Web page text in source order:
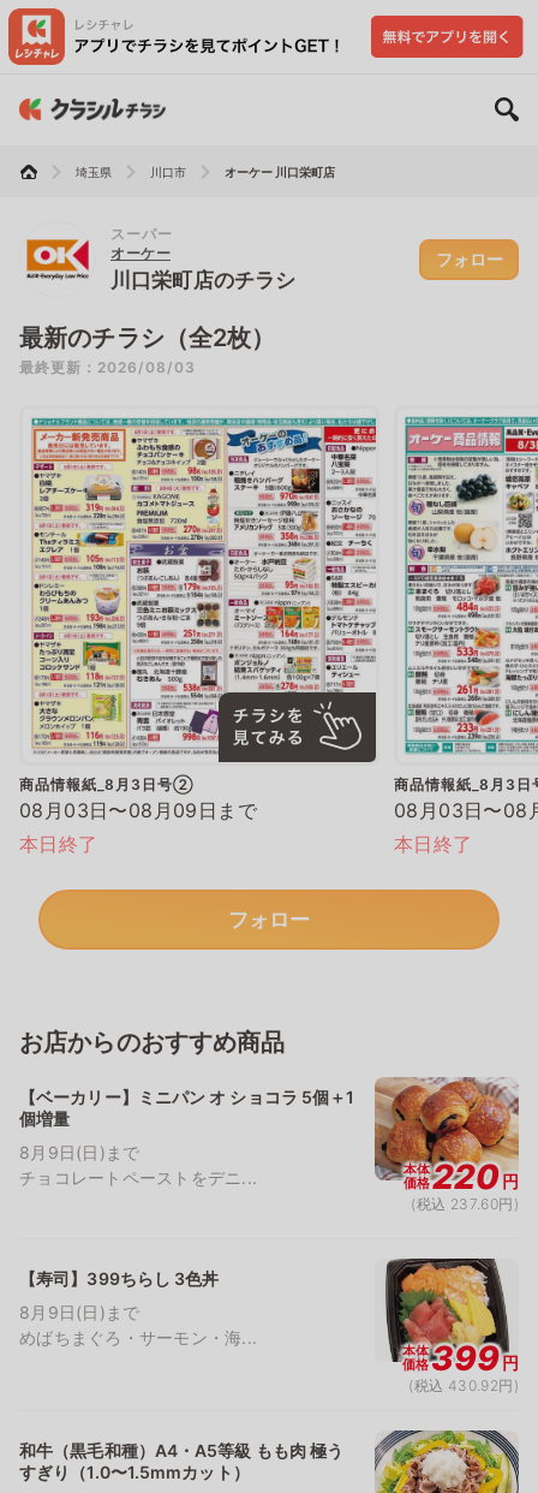
埼玉県 川口市 オーケー 川口栄町店
スーパー
オーケー
川口栄町店のチラシ
フォロー
最新のチラシ（全2枚）
最終更新：2026/08/03
商品情報紙_8月3日号②
08月03日〜08月09日まで
本日終了
商品情報紙_8月3
08月03日〜08
本日終了
フォロー
お店からのおすすめ商品
【ベーカリー】ミニパン オ ショコラ 5個＋1
個増量
8月9日(日)まで
チョコレートペーストをデニ...
本体
価格220円
(税込 237.60円)
【寿司】399ちらし 3色丼
8月9日(日)まで
めばちまぐろ・サーモン・海...
本体
価格399円
(税込 430.92円)
和牛（黒毛和種）A4・A5等級 もも肉 極う
すぎり（1.0〜1.5mmカット）